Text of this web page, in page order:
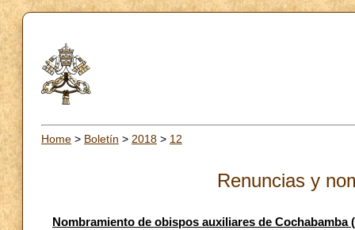
Home > Boletín > 2018 > 12
Renuncias y
Nombramiento de obispos auxiliares de Cochabamba